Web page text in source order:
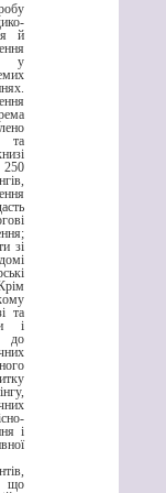
й
у
зі
та
і
до
і
щο